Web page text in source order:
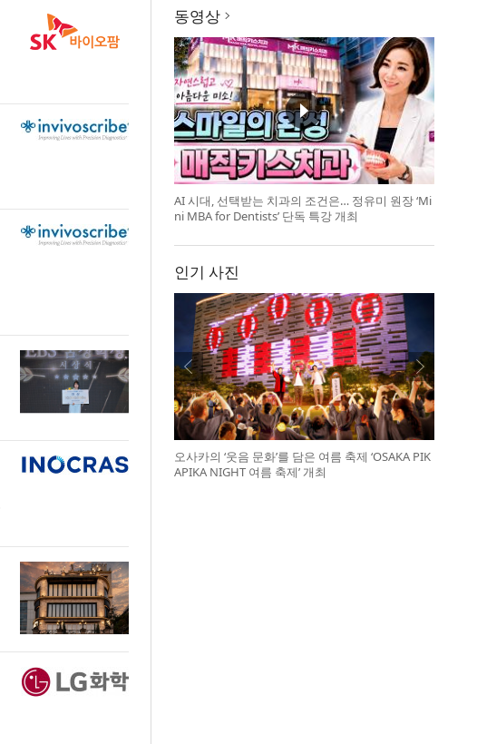
동영상
AI 시대, 선택받는 치과의 조건은… 정유미 원장 ‘Mi
ni MBA for Dentists’ 단독 특강 개최
인기 사진
오사카의 ‘웃음 문화’를 담은 여름 축제 ‘OSAKA PIK
APIKA NIGHT 여름 축제’ 개최